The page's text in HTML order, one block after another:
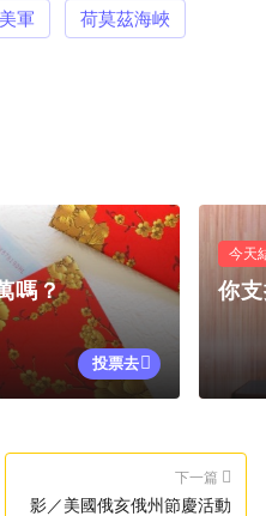
美軍 荷莫茲海峽
嗎？
投票去
今天
你
下一篇
影／美國俄亥俄州節慶活動